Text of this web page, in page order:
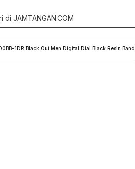
1DR Black Out Men Digital Dial Black Resin Band